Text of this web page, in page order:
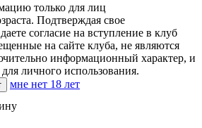
только для лиц
Подтверждая свое
согласие на вступление в клуб
на сайте клуба, не являются
информационный характер, и
личного использования.
мне нет 18 лет